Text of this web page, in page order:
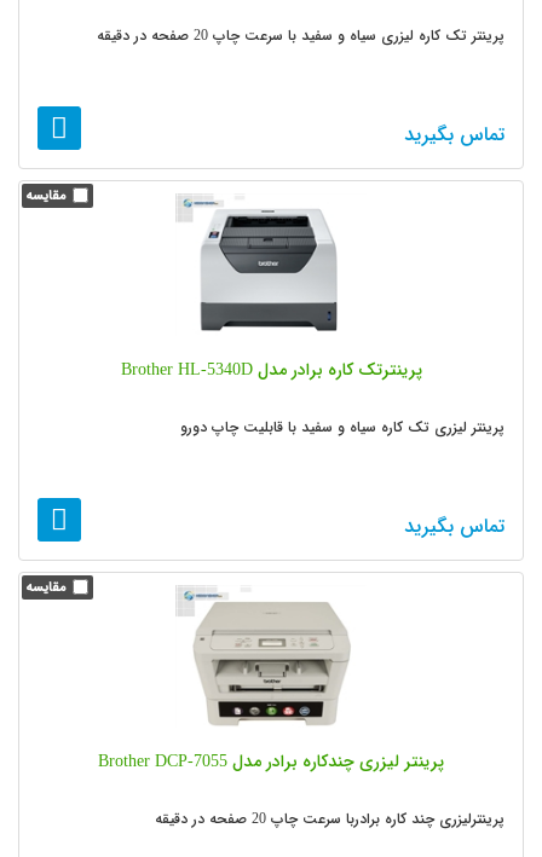
پرینتر تک کاره لیزری سیاه و سفید با سرعت چاپ 20 صفحه در دقیقه
تماس بگیرید
پرینترتک کاره برادر مدل Brother HL-5340D
پرینتر لیزری تک کاره سیاه و سفید با قابلیت چاپ دورو
تماس بگیرید
پرینتر لیزری چندکاره برادر مدل Brother DCP-7055
پرینترلیزری چند کاره برادربا سرعت چاپ 20 صفحه در دقیقه